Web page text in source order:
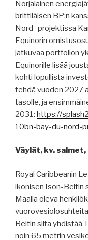
Norjalainen
brittiläisen BP:n
Nord -projektissa
Equinorin
jatkuvaa portfolion
Equinorille lisää
kohti lopullista
tehdä vuoden 2027
tasolle, ja
2031: https://
10bn-bay-du-nord-
Väylät, kv.
Royal Caribbeanin
ikonisen Ison-Beltin
Maalla oleva
Beltin silta yhdistää
noin 65 metrin